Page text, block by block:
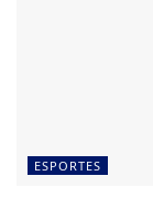
ESPORTES